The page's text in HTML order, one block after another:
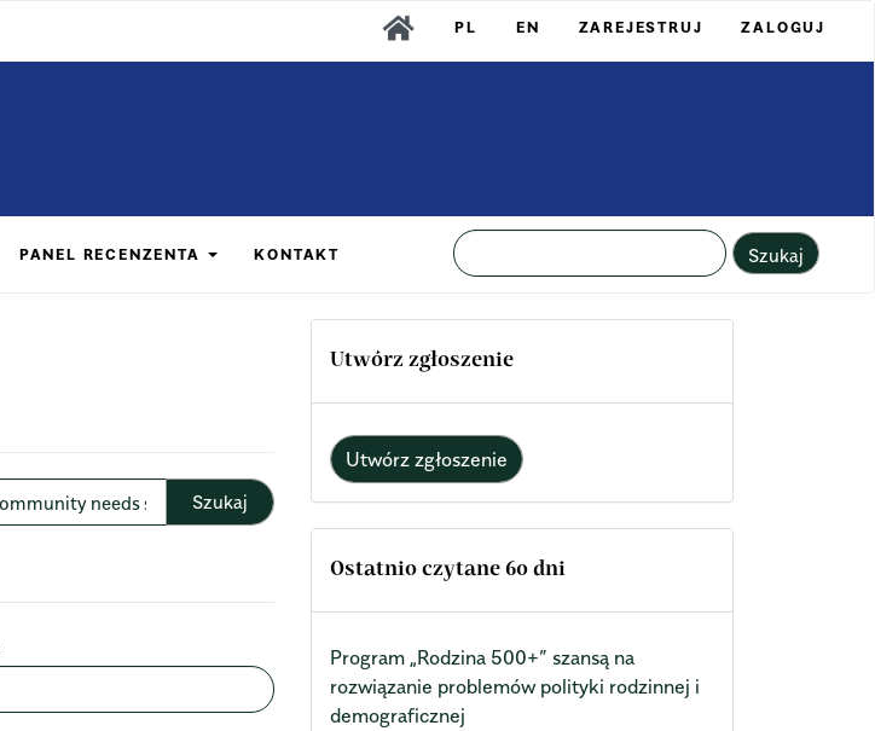
PL EN ZAREJESTRUJ ZALOGUJ
PANEL RECENZENTA KONTAKT Szukaj
Utwórz zgłoszenie
Utwórz zgłoszenie
Ostatnio czytane 60 dni
Program „Rodzina 500+” szansą na
rozwiązanie problemów polityki rodzinnej i
demograficznej